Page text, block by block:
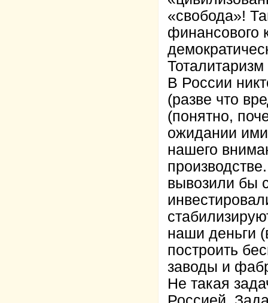
«свобода»!
финансового
В России
(разве что
(понятно,
ожидании
нашего
вывозили бы
наши деньги
построить
заводы и
Не такая